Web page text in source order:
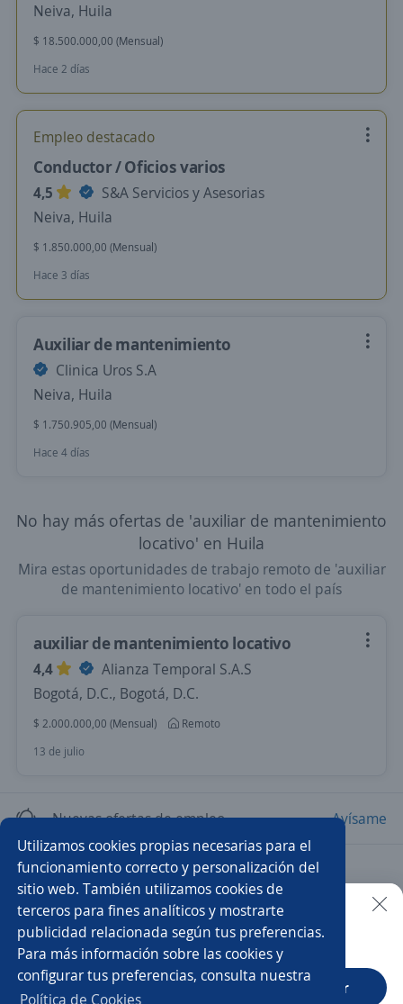
Utilizamos cookies propias necesarias para el
funcionamiento correcto y personalización del
sitio web. También utilizamos cookies de
terceros para fines analíticos y mostrarte
publicidad relacionada según tus preferencias.
Para más información sobre las cookies y
configurar tus preferencias, consulta nuestra
Política de Cookies
Neiva, Huila
$ 18.500.000,00 (Mensual)
Hace 2 días
Empleo destacado
Conductor / Oficios varios
4,5
S&A Servicios y Asesorias
Neiva, Huila
$ 1.850.000,00 (Mensual)
Hace 3 días
Auxiliar de mantenimiento
Clinica Uros S.A
Neiva, Huila
$ 1.750.905,00 (Mensual)
Hace 4 días
No hay más ofertas de 'auxiliar de mantenimiento
locativo' en Huila
Mira estas oportunidades de trabajo remoto de 'auxiliar
de mantenimiento locativo' en todo el país
auxiliar de mantenimiento locativo
4,4
Alianza Temporal S.A.S
Bogotá, D.C., Bogotá, D.C.
$ 2.000.000,00 (Mensual)
Remoto
13 de julio
Nuevas ofertas de empleo Avísame
Empleos similares
Auxiliar de mantenimiento general
Auxiliar de mantenimiento Técnico/a de mantenimiento
Auxiliar en obra
Buscar es más fácil en la app
CT App Abrir